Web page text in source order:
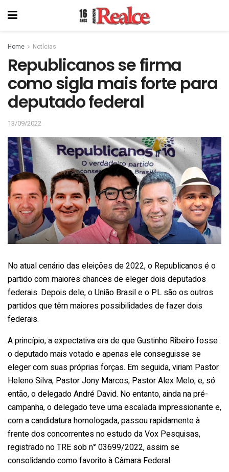
Home Notícias
Republicanos se firma
como sigla mais forte para
deputado federal
13/09/2022
No atual cenário das eleições de 2022, o Republicanos é o
partido com maiores chances de eleger dois deputados
federais. Depois dele, o União Brasil e o PL são os outros
partidos que têm maiores possibilidades de fazer dois
federais.
A princípio, a expectativa era de que Gustinho Ribeiro fosse
o deputado mais votado e apenas ele conseguisse se
eleger com suas próprias forças. Em seguida, viriam Pastor
Heleno Silva, Pastor Jony Marcos, Pastor Alex Melo, e, só
então, o delegado André David. No entanto, ainda na pré-
campanha, o delegado teve uma escalada impressionante e,
com a candidatura homologada, passou rapidamente à
frente dos concorrentes no estudo da Vox Pesquisas,
registrado no TRE sob n° 03699/2022, assim se
consolidando como favorito à Câmara Federal.